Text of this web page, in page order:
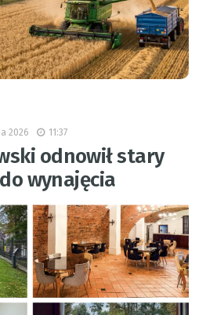
2026 11:37
odnowił stary
wynajęcia